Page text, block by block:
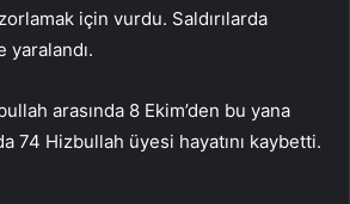
için vurdu. Saldırılarda
arasında 8 Ekim’den bu yana
74 Hizbullah üyesi hayatını kaybetti.